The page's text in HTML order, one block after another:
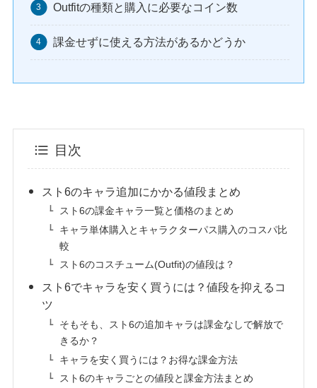
Outfitの種類と購入に必要なコイン数
課金せずに使える方法があるかどうか
目次
スト6のキャラ追加にかかる値段まとめ
スト6の課金キャラ一覧と価格のまとめ
キャラ単体購入とキャラクターパス購入のコスパ比
較
スト6のコスチューム(Outfit)の値段は？
スト6でキャラを安く買うには？値段を抑えるコ
ツ
そもそも、スト6の追加キャラは課金なしで解放で
きるか？
キャラを安く買うには？お得な課金方法
スト6のキャラごとの値段と課金方法まとめ